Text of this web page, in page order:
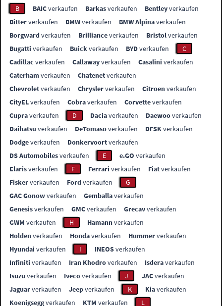
B
BAICverkaufen Barkasverkaufen Bentleyverkaufen
Bitterverkaufen BMWverkaufen BMW Alpinaverkaufen
Borgwardverkaufen Brillianceverkaufen Bristolverkaufen
Bugatti verkaufen Buickverkaufen BYDverkaufen
C
Cadillac verkaufen Callawayverkaufen Casalini verkaufen
Caterhamverkaufen Chatenetverkaufen
Chevroletverkaufen Chryslerverkaufen Citroenverkaufen
CityELverkaufen Cobraverkaufen Corvetteverkaufen
Cupraverkaufen D Daciaverkaufen Daewooverkaufen
Daihatsu verkaufen DeTomasoverkaufen DFSKverkaufen
Dodgeverkaufen Donkervoortverkaufen
DS Automobilesverkaufen E e.GO verkaufen
Elarisverkaufen F Ferrari verkaufen Fiatverkaufen
Fiskerverkaufen Fordverkaufen
G
GAC Gonowverkaufen Gemballaverkaufen
Genesisverkaufen GMCverkaufen Grecavverkaufen
GWM verkaufen H Hamannverkaufen
Holdenverkaufen Hondaverkaufen Hummerverkaufen
Hyundai verkaufen I INEOSverkaufen
Infiniti verkaufen Iran Khodroverkaufen Isderaverkaufen
Isuzu verkaufen Ivecoverkaufen J JACverkaufen
Jaguarverkaufen Jeepverkaufen K Kiaverkaufen
Koenigseggverkaufen KTM verkaufen
L